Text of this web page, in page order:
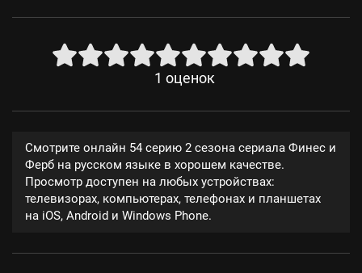
1 оценок
Смотрите онлайн 54 серию 2 сезона сериала Финес и
Ферб на русском языке в хорошем качестве.
Просмотр доступен на любых устройствах:
телевизорах, компьютерах, телефонах и планшетах
на iOS, Android и Windows Phone.